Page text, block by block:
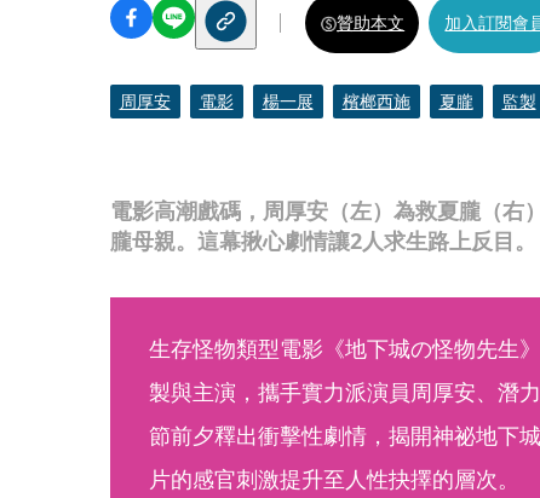
電影高潮戲碼，周厚安（左）為救夏朧（右
朧母親。這幕揪心劇情讓2人求生路上反目。
贊助本文 加入訂閱會
周厚安 電影 楊一展 檳榔西施 夏朧 監製
生存怪物類型電影《地下城の怪物先生
製與主演，攜手實力派演員周厚安、潛
節前夕釋出衝擊性劇情，揭開神祕地下
片的感官刺激提升至人性抉擇的層次。